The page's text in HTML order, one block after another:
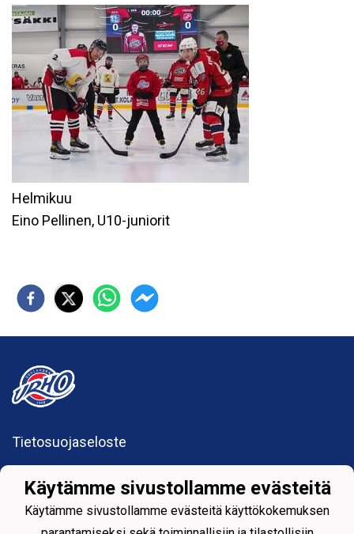
Helmikuu
Eino Pellinen, U10-juniorit
Tietosuojaseloste
urhohockey@gmail.com
Sumiaistentie 27
44200 Suolahti
Käytämme sivustollamme evästeitä
Käytämme sivustollamme evästeitä käyttökokemuksen